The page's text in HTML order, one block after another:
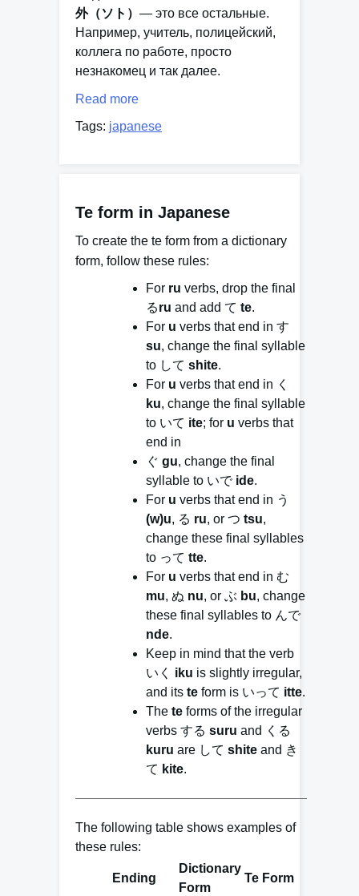
外（ソト） — это все остальные.
Например, учитель, полицейский,
коллега по работе, просто
незнакомец и так далее.
Read more
Tags: japanese
Te form in Japanese
To create the te form from a dictionary
form, follow these rules:
For ru verbs, drop the final
るru and add て te.
For u verbs that end in す
su, change the final syllable
to して shite.
For u verbs that end in く
ku, change the final syllable
to いて ite; for u verbs that
end in
ぐ gu, change the final
syllable to いで ide.
For u verbs that end in う
(w)u, る ru, or つ tsu,
change these final syllables
to って tte.
For u verbs that end in む
mu, ぬ nu, or ぶ bu, change
these final syllables to んで
nde.
Keep in mind that the verb
いく iku is slightly irregular,
and its te form is いって itte.
The te forms of the irregular
verbs する suru and くる
kuru are して shite and き
て kite.
The following table shows examples of
these rules:
Ending
Dictionary
Form
Te Form